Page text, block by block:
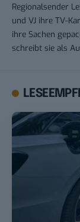
Regionalsender
und VJ ihre TV-
ihre Sachen
schreibt sie als